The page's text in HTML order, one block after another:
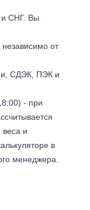
и СНГ. Вы
от
СДЭК, ПЭК и
- при
веса и
в
менеджера.